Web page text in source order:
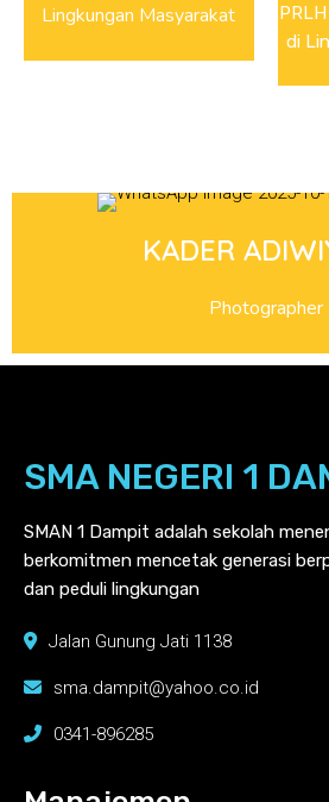
Lingkungan Masyarakat
di
KADER
Photographer
SMA NEGERI 1
SMAN 1 Dampit adalah sekolah
berkomitmen mencetak generasi
dan peduli lingkungan
Jalan Gunung Jati 1138
sma.dampit@yahoo.co.id
0341-896285